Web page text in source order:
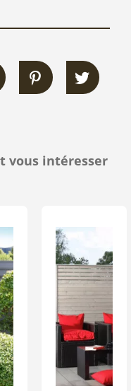
vous intéresser